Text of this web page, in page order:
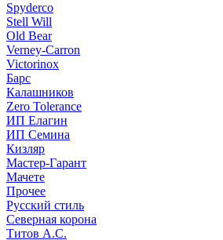
Spyderco
Stell Will
Old Bear
Verney-Carron
Victorinox
Барс
Калашников
Zero Tolerance
ИП Елагин
ИП Семина
Кизляр
Мастер-Гарант
Мачете
Прочее
Русский стиль
Северная корона
Титов А.С.